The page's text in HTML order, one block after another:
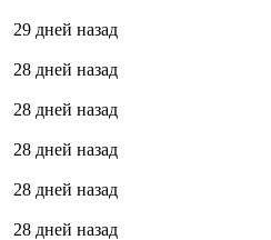
29 дней назад
28 дней назад
28 дней назад
28 дней назад
28 дней назад
28 дней назад